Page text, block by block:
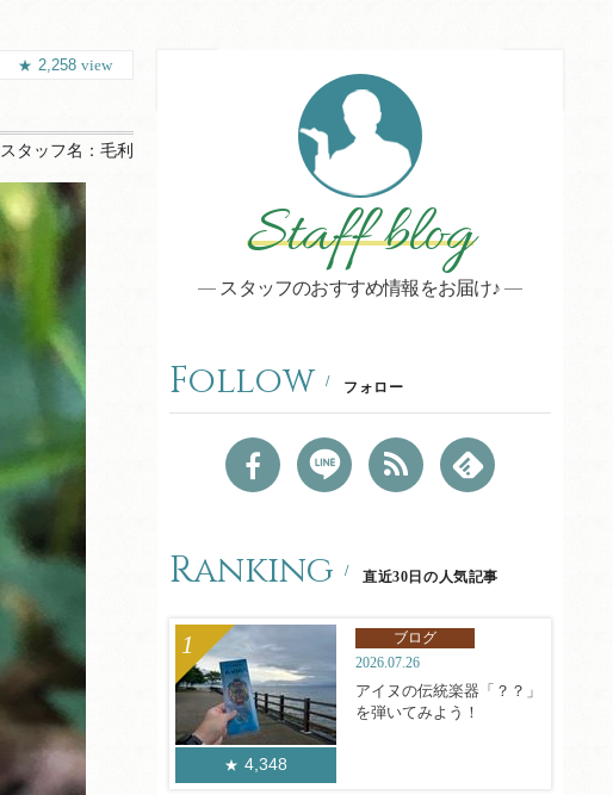
2,258 view
スタッフ名： 毛利
Staff blog
スタッフのおすすめ情報をお届け♪
Follow フォロー
Ranking 直近30日の人気記事
4,348
ブログ
2026.07.26
アイヌの伝統楽器「？？」
を弾いてみよう！